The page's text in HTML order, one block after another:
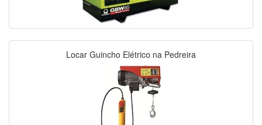
Locar Guincho Elétrico na Pedreira